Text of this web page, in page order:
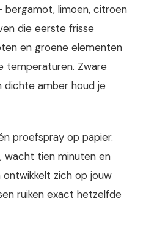
limoen, citroen
die eerste frisse
en groene elementen
temperaturen. Zware
dichte amber houd je
proefspray op papier.
wacht tien minuten en
ontwikkelt zich op jouw
ruiken exact hetzelfde